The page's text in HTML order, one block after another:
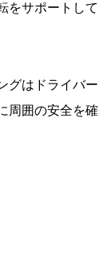
をサポートして
グはドライバー
周囲の安全を確